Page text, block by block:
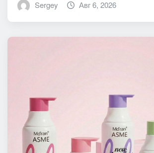
Sergey Авг 6, 2026